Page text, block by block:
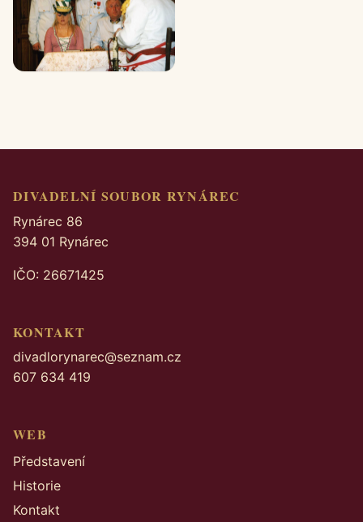
DIVADELNÍ SOUBOR RYNÁREC
Rynárec 86
394 01 Rynárec
IČO: 26671425
KONTAKT
divadlorynarec@seznam.cz
607 634 419
WEB
Představení
Historie
Kontakt